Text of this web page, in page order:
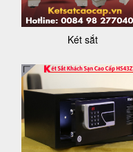
Két sắt